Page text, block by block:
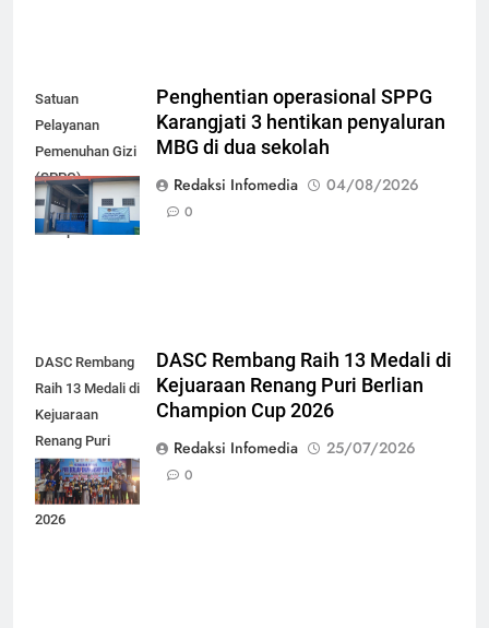
Satuan
Pelayanan
Pemenuhan Gizi
(SPPG)
Karangjati 3 di
Kabupaten Blora
Penghentian operasional SPPG
Karangjati 3 hentikan penyaluran
MBG di dua sekolah
Redaksi Infomedia
04/08/2026
0
DASC Rembang
Raih 13 Medali di
Kejuaraan
Renang Puri
Berlian
Champion Cup
2026
DASC Rembang Raih 13 Medali di
Kejuaraan Renang Puri Berlian
Champion Cup 2026
Redaksi Infomedia
25/07/2026
0